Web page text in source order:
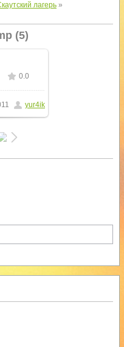
лагерь»
(5)
размере
0.0
yur4ik